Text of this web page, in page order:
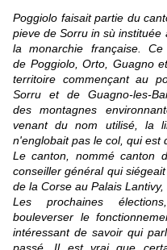
Poggiolo faisait partie du
pieve de Sorru in sù
la monarchie française.
de Poggiolo, Orto, Guagno
territoire commençant au
Sorru et de Guagno-les-
des montagnes
venant du nom utilisé, la
n'englobait pas le col, qui est
Le canton, nommé canton
conseiller général qui
de la Corse au Palais
Les prochaines
bouleverser le
intéressant de savoir qui